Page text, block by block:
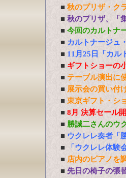
■ 秋のプリザ・ク
■ 秋のプリザ、「
■ 今回のカルトナ
■ カルトナージュ
■ 11月25日「カル
■ ギフトショーの
■ テーブル演出に
■ 展示会の買い付
■ 東京ギフト・シ
■ 8月 決算セール
■ 勝誠二さんのウ
■ ウクレレ奏者「
■
「ウクレレ体験
■ 店内のピアノを
■ 先日の椅子の張